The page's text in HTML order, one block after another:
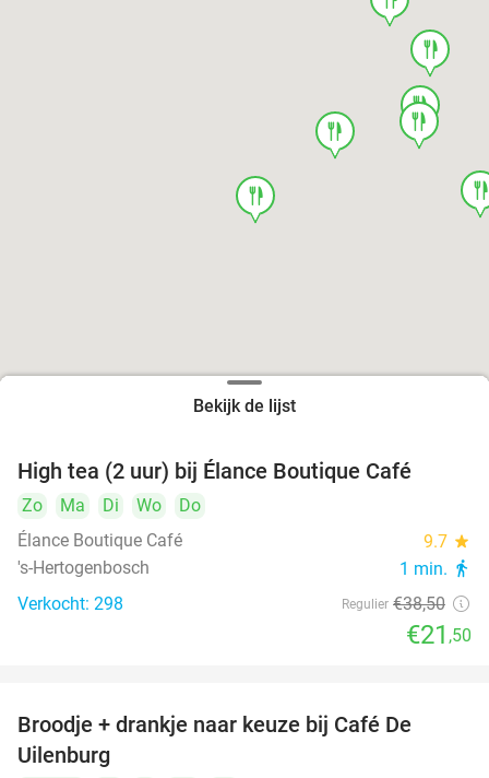
food
food
food
food
food
Bekijk de lijst
High tea (2 uur) bij Élance Boutique Café
Zo Ma Di Wo
Do
Élance Boutique Café
9.7 star
's-Hertogenbosch 1 min. directions_walk
Verkocht: 298 Regulier €38,50
€21 ,50
Broodje + drankje naar keuze bij Café De
Uilenburg